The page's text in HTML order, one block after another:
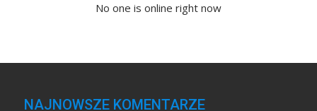
No one is online right now
NAJNOWSZE KOMENTARZE